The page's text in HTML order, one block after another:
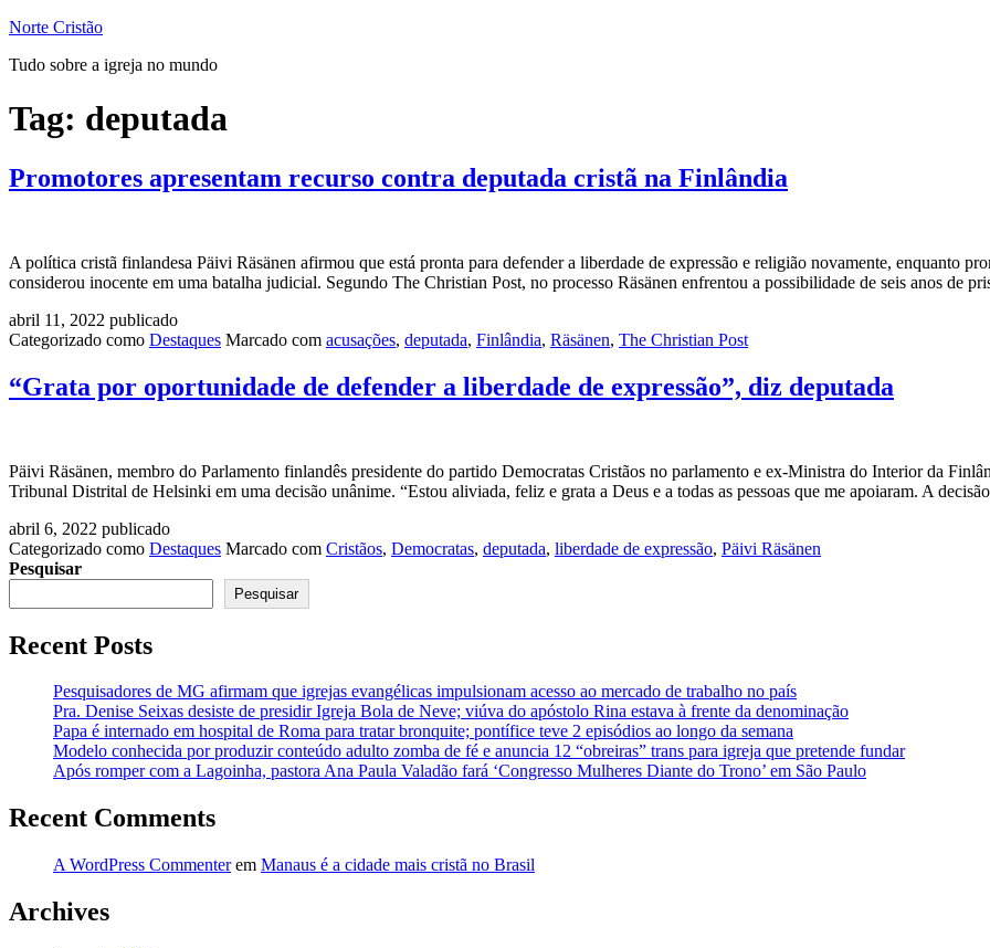
Pular
o
Norte Cristão
Tudo sobre a igreja no mundo
Tag: deputada
Promotores apresentam recurso contra deputada cristã na Finlândia
A política cristã finlandesa Päivi Räsänen afirmou que está pronta para defender a liberdade de expressão e religião novamente, enquanto
considerou inocente em uma batalha judicial. Segundo The Christian Post, no processo Räsänen enfrentou a possibilidade de seis anos de
abril 11, 2022 publicado
Categorizado como Destaques Marcado com acusações, deputada, Finlândia, Räsänen, The Christian Post
“Grata por oportunidade de defender a liberdade de expressão”, diz deputada
Päivi Räsänen, membro do Parlamento finlandês presidente do partido Democratas Cristãos no parlamento e ex-Ministra do Interior da
Tribunal Distrital de Helsinki em uma decisão unânime. “Estou aliviada, feliz e grata a Deus e a todas as pessoas que me apoiaram. A
abril 6, 2022 publicado
Categorizado como Destaques Marcado com Cristãos, Democratas, deputada, liberdade de expressão, Päivi Räsänen
Pesquisar
Pesquisar
Recent Posts
Pesquisadores de MG afirmam que igrejas evangélicas impulsionam acesso ao mercado de trabalho no país
Pra. Denise Seixas desiste de presidir Igreja Bola de Neve; viúva do apóstolo Rina estava à frente da denominação
Papa é internado em hospital de Roma para tratar bronquite; pontífice teve 2 episódios ao longo da semana
Modelo conhecida por produzir conteúdo adulto zomba de fé e anuncia 12 “obreiras” trans para igreja que pretende fundar
Após romper com a Lagoinha, pastora Ana Paula Valadão fará ‘Congresso Mulheres Diante do Trono’ em São Paulo
Recent Comments
A WordPress Commenterem Manaus é a cidade mais cristã no Brasil
Archives